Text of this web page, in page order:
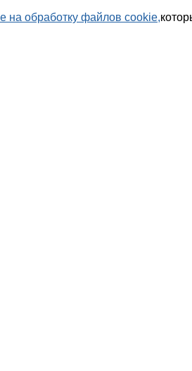
на обработку файлов cookie,